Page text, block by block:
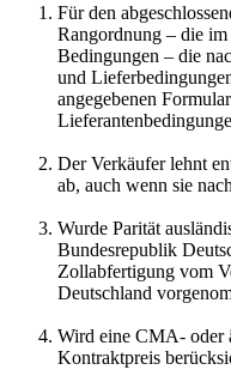
Für den
Rangordnung – die
Bedingungen – die
und
angegebenen
Der Verkäufer lehnt
ab, auch wenn sie
Wurde Parität
Bundesrepublik
Zollabfertigung vom
Deutschland
Wird eine CMA- oder
Kontraktpreis